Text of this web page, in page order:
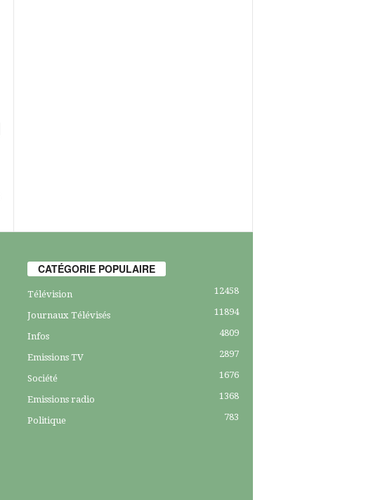
CATÉGORIE POPULAIRE
Télévision 12458
Journaux Télévisés 11894
Infos 4809
Emissions TV 2897
Société 1676
Emissions radio 1368
Politique 783